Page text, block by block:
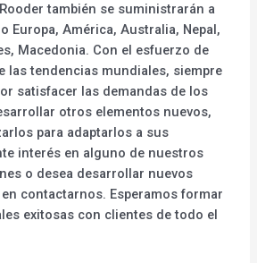
también se suministrarán a
Europa, América, Australia, Nepal,
Macedonia. Con el esfuerzo de
las tendencias mundiales, siempre
satisfacer las demandas de los
otros elementos nuevos,
para adaptarlos a sus
interés en alguno de nuestros
o desea desarrollar nuevos
contactarnos. Esperamos formar
exitosas con clientes de todo el